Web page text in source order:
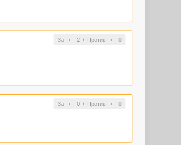
За 2/ Против 0
За 0/ Против 0